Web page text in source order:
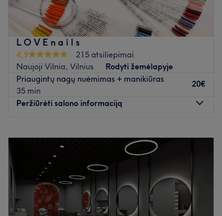
tikslas – sukurti aplinką, kurioje klientai galėtų visiškai
atsipalaiduoti.
Atidaryti salono profilį
L O V E n a i l s
4,9
215 atsiliepimai
Naujoji Vilnia, Vilnius
Rodyti žemėlapyje
Priaugintų nagų nuėmimas + manikiūras
35 min
20€
Peržiūrėti salono informaciją
10:00
Trečiadienis
10:00
Ketvirtadienis
10:00
Penktadienis
10:00–15:00
Šeštadienis
Uždaryta
Sekmadienis
Uždaryta